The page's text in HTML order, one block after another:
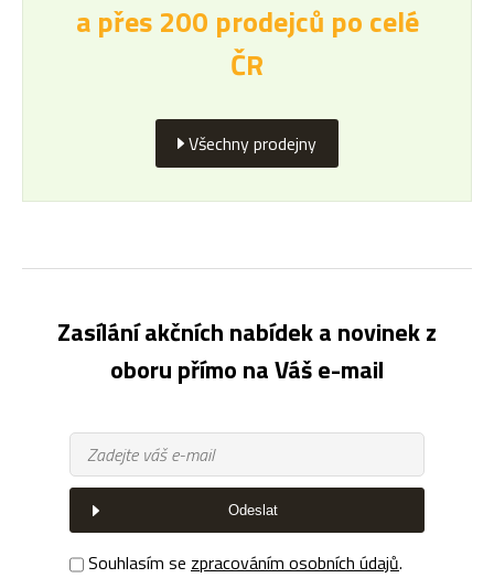
a přes 200 prodejců po celé
ČR
Všechny prodejny
Zasílání akčních nabídek a novinek z
oboru přímo na Váš e-mail
Odeslat
Souhlasím se zpracováním osobních údajů.